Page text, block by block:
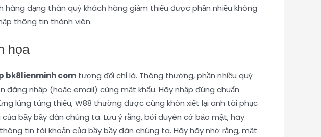
dạng thân quý khách hàng giảm thiểu được phần nhiều không
thông tin thành viên.
họa
bk8lienminh com tương đối chỉ là. Thông thường, phần nhiều quý
đăng nhập (hoặc email) cùng mật khẩu. Hãy nhập đúng chuẩn
lúng túng thiếu, W88 thường được cùng khôn xiết lại anh tài phục
bầy bầy đàn chúng ta. Lưu ý rằng, bởi duyên cớ bảo mật, hãy
tin tài khoản của bầy bầy đàn chúng ta. Hãy hãy nhờ rằng, mật